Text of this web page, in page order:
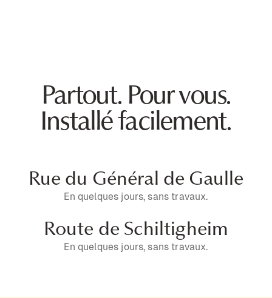
Partout. Pour vous.
Installé facilement.
Rue du Général de Gaulle
En quelques jours, sans travaux.
Route de Schiltigheim
En quelques jours, sans travaux.